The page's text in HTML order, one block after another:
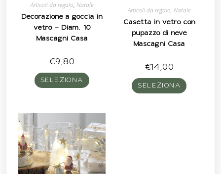
Articoli da regalo, Natale
Decorazione a goccia in
vetro – Diam. 10
Mascagni Casa
€9,80
SELEZIONA
Articoli da regalo,Natale
Casetta in vetro con
pupazzo di neve
Mascagni Casa
€14,00
SELEZIONA